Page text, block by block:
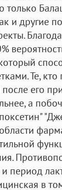
только
и другие
Те, кто
его
а
период
в